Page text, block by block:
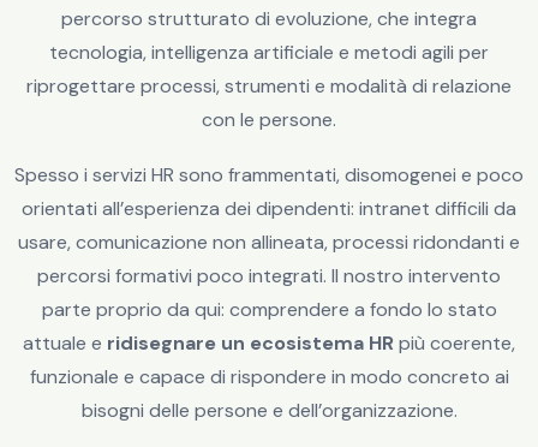
percorso strutturato di evoluzione, che integra
tecnologia, intelligenza artificiale e metodi agili per
riprogettare processi, strumenti e modalità di relazione
con le persone.
Spesso i servizi HR sono frammentati, disomogenei e poco
orientati all’esperienza dei dipendenti: intranet difficili da
usare, comunicazione non allineata, processi ridondanti e
percorsi formativi poco integrati. Il nostro intervento
parte proprio da qui: comprendere a fondo lo stato
attuale e ridisegnare un ecosistema HRpiù coerente,
funzionale e capace di rispondere in modo concreto ai
bisogni delle persone e dell’organizzazione.